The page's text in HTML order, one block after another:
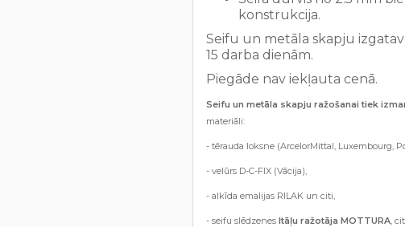
konstrukcija.
Seifu un metāla skapju
15 darba dienām.
Piegāde nav iekļauta cenā.
Seifu un metāla skapju ražošanai tiek
materiāli:
- tērauda loksne (ArcelorMittal, Luxembourg,
- velūrs D-C-FIX (Vācija),
- alkīda emalijas RILAK un citi,
- seifu slēdzenes Itāļu ražotāja MOTTURA,